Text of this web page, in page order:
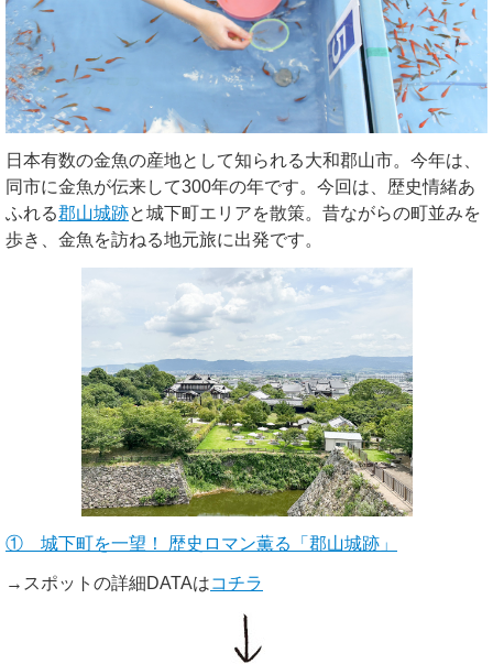
日本有数の金魚の産地として知られる大和郡山市。今年は、
同市に金魚が伝来して300年の年です。今回は、歴史情緒あ
ふれる郡山城跡と城下町エリアを散策。昔ながらの町並みを
歩き、金魚を訪ねる地元旅に出発です。
① 城下町を一望！ 歴史ロマン薫る「郡山城跡」
→スポットの詳細DATAはコチラ